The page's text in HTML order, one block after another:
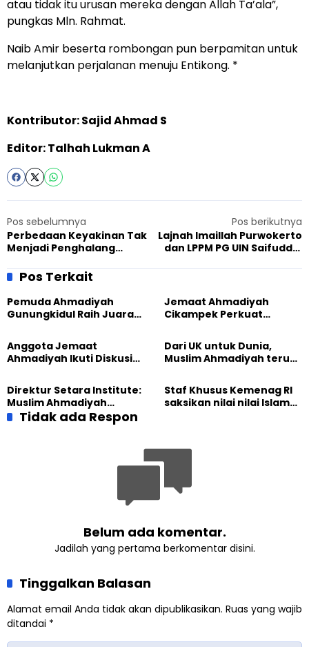
atau tidak itu urusan mereka dengan Allah Ta’ala”,
pungkas Mln. Rahmat.
Naib Amir beserta rombongan pun berpamitan untuk
melanjutkan perjalanan menuju Entikong. *
Kontributor: Sajid Ahmad S
Editor: Talhah Lukman A
Pos sebelumnya
Perbedaan Keyakinan Tak
Menjadi Penghalang
Balaigana dan Pemuda
Balaiharapan
Selenggarakan
Pertandingan Badminton
Pos berikutnya
Lajnah Imaillah Purwokerto
dan LPPM PG UIN Saifuddin
Edukasi tentang Gender
Pos Terkait
Pemuda Ahmadiyah
Gunungkidul Raih Juara
Jemaat Ahmadiyah
Cikampek Perkuat
Lewat Pengajian
Gabungan
Anggota Jemaat
Ahmadiyah Ikuti Diskusi
Dari UK untuk Dunia,
Muslim Ahmadiyah terus
Kemanusiaan Global
Direktur Setara Institute:
Muslim Ahmadiyah
membangun Perdamaian
Dunia dari “Infrastruktur
Staf Khusus Kemenag RI
saksikan nilai nilai Islam
Tidak ada Respon
Belum ada komentar.
Jadilah yang pertama berkomentar disini.
Tinggalkan Balasan
Alamat email Anda tidak akan dipublikasikan. Ruas yang wajib
ditandai *